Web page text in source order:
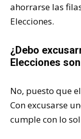
ahorrarse las
Elecciones.
¿Debo
Elecciones
No, puesto que
Con excusarse
cumple con lo